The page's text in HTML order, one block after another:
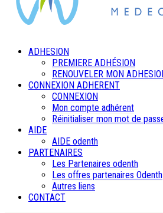
ADHESION
PREMIERE ADHÉSION
RENOUVELER MON
CONNEXION ADHERENT
CONNEXION
Mon compte adhérent
Réinitialiser mon mot de
AIDE
AIDE odenth
PARTENAIRES
Les Partenaires odenth
Les offres partenaires Odenth
Autres liens
CONTACT